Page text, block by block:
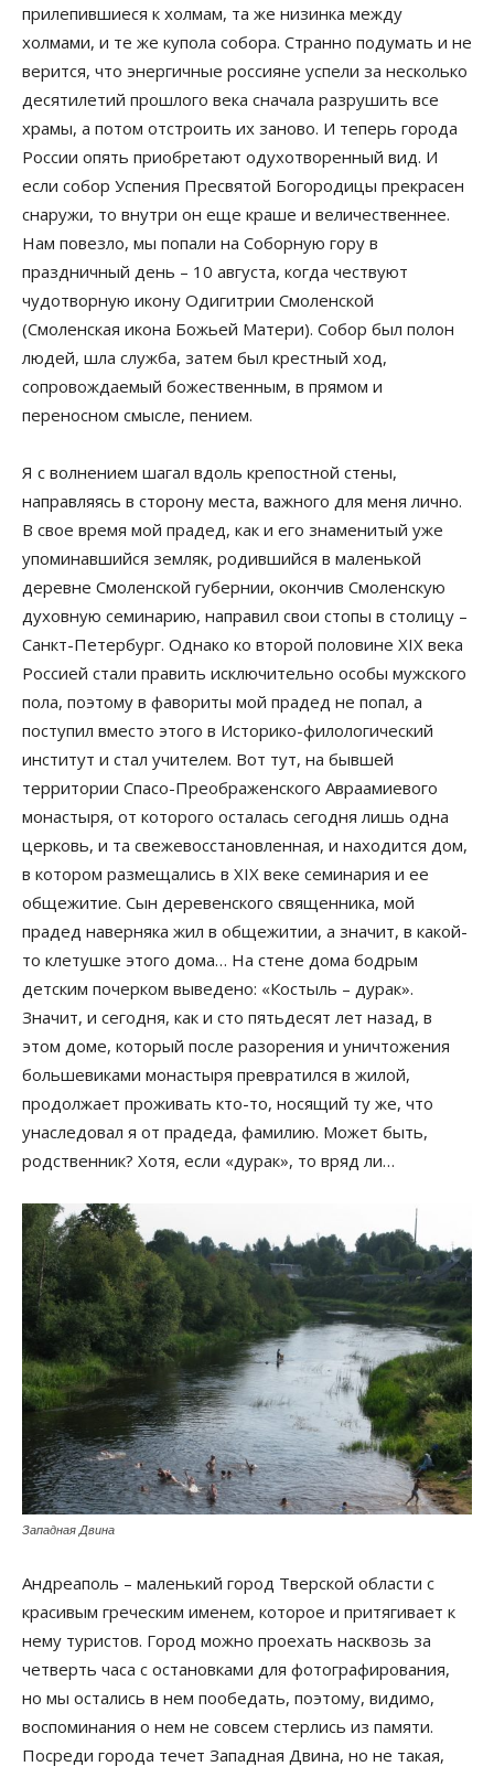
прилепившиеся к холмам, та же низинка между
холмами, и те же купола собора. Странно подумать и не
верится, что энергичные россияне успели за несколько
десятилетий прошлого века сначала разрушить все
храмы, а потом отстроить их заново. И теперь города
России опять приобретают одухотворенный вид. И
если собор Успения Пресвятой Богородицы прекрасен
снаружи, то внутри он еще краше и величественнее.
Нам повезло, мы попали на Соборную гору в
праздничный день – 10 августа, когда чествуют
чудотворную икону Одигитрии Смоленской
(Смоленская икона Божьей Матери). Собор был полон
людей, шла служба, затем был крестный ход,
сопровождаемый божественным, в прямом и
переносном смысле, пением.
Я с волнением шагал вдоль крепостной стены,
направляясь в сторону места, важного для меня лично.
В свое время мой прадед, как и его знаменитый уже
упоминавшийся земляк, родившийся в маленькой
деревне Смоленской губернии, окончив Смоленскую
духовную семинарию, направил свои стопы в столицу –
Санкт-Петербург. Однако ко второй половине XIX века
Россией стали править исключительно особы мужского
пола, поэтому в фавориты мой прадед не попал, а
поступил вместо этого в Историко-филологический
институт и стал учителем. Вот тут, на бывшей
территории Спасо-Преображенского Авраамиевого
монастыря, от которого осталась сегодня лишь одна
церковь, и та свежевосстановленная, и находится дом,
в котором размещались в XIX веке семинария и ее
общежитие. Сын деревенского священника, мой
прадед наверняка жил в общежитии, а значит, в какой-
то клетушке этого дома… На стене дома бодрым
детским почерком выведено: «Костыль – дурак».
Значит, и сегодня, как и сто пятьдесят лет назад, в
этом доме, который после разорения и уничтожения
большевиками монастыря превратился в жилой,
продолжает проживать кто-то, носящий ту же, что
унаследовал я от прадеда, фамилию. Может быть,
родственник? Хотя, если «дурак», то вряд ли…
Западная Двина
Андреаполь – маленький город Тверской области с
красивым греческим именем, которое и притягивает к
нему туристов. Город можно проехать насквозь за
четверть часа с остановками для фотографирования,
но мы остались в нем пообедать, поэтому, видимо,
воспоминания о нем не совсем стерлись из памяти.
Посреди города течет Западная Двина, но не такая,